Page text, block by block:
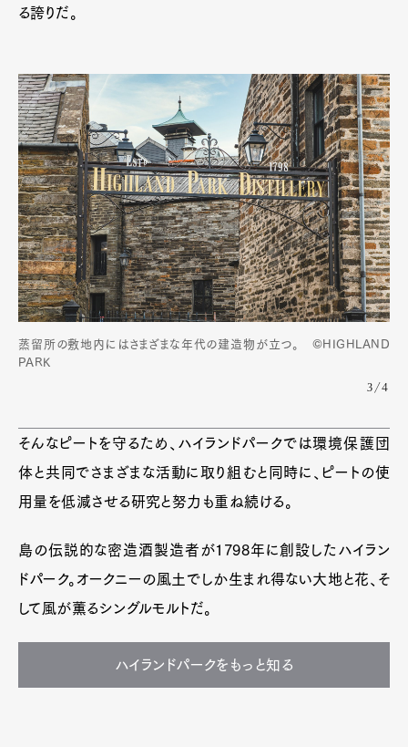
る誇りだ。
蒸留所の敷地内にはさまざまな年代の建造物が立つ。 ©HIGHLAND
PARK
3/4
そんなピートを守るため、ハイランドパークでは環境保護団
体と共同でさまざまな活動に取り組むと同時に、ピートの使
用量を低減させる研究と努力も重ね続ける。
島の伝説的な密造酒製造者が1798年に創設したハイラン
ドパーク。オークニーの風土でしか生まれ得ない大地と花、そ
して風が薫るシングルモルトだ。
ハイランドパークをもっと知る